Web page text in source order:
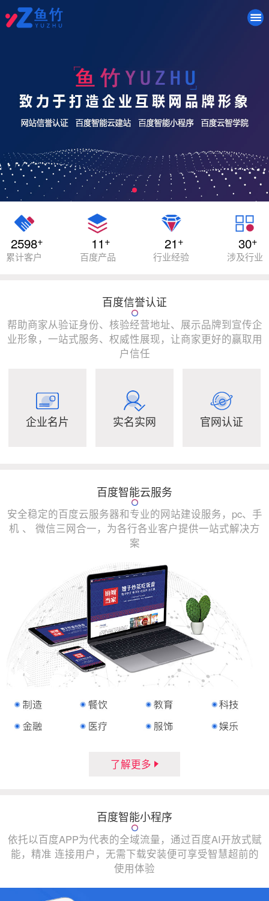
2598+
累计客户
11+
百度产品
21+
行业经验
30+
涉及行业
百度信誉认证
帮助商家从验证身份、核验经营地址、展示品牌到宣传企
业形象，一站式服务、权威性展现，让商家更好的赢取用
户信任
企业名片 实名实网 官网认证
百度智能云服务
安全稳定的百度云服务器和专业的网站建设服务，pc、手
机 、 微信三网合一，为各行各业客户提供一站式解决方
案
了解更多
百度智能小程序
依托以百度APP为代表的全域流量，通过百度AI开放式赋
能，精准 连接用户，无需下载安装便可享受智慧超前的
使用体验